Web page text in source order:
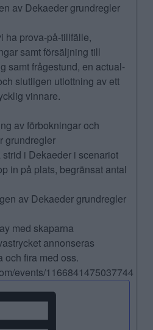
av Dekaeder grundregler
ha prova-på-tillfälle,
samt försäljning till
samt frågestund, en actual-
slutligen utlottning av ett
vinnare.
av förbokningar och
grundregler
i Dekaeder i scenariot
in på plats, begränsat antal
av Dekaeder grundregler
med skaparna
annonseras
och fira med oss.
events/1166841475037744